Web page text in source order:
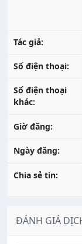
Tác giả:
Số điện thoại:
Số điện thoại
khác:
Giờ đăng:
Ngày đăng:
Chia sẻ tin:
ĐÁNH GIÁ